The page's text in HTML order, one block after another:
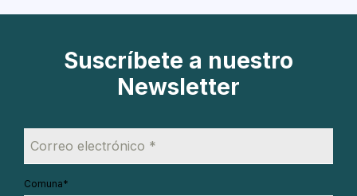
Suscríbete a nuestro
Newsletter
Comuna*